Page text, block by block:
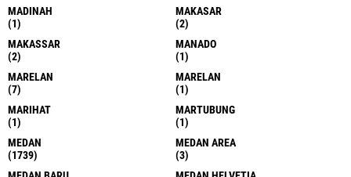
MADINAH
(1)
MAKASAR
(2)
MAKASSAR
(2)
MANADO
(1)
MARELAN
(7)
MARELAN
(1)
MARIHAT
(1)
MARTUBUNG
(1)
MEDAN
(1739)
MEDAN AREA
(3)